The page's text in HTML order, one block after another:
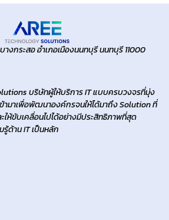
งกระสอ อำเภอเมืองนนทบุรี นนทบุรี 11000
บริษัทผู้ให้บริการ IT แบบครบวงจรที่มุ่ง
ามาเพื่อพัฒนาองค์กรจนให้ได้มาถึง Solution ที่
ห้ขับเคลื่อนไปได้อย่างมีประสิทธิภาพที่สุด
ด้าน IT เป็นหลัก